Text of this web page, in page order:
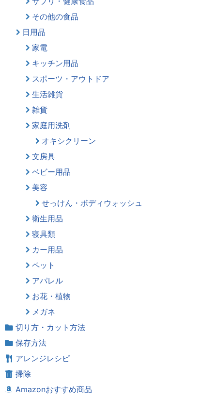
その他の食品
日用品
家電
キッチン用品
スポーツ・アウトドア
生活雑貨
雑貨
家庭用洗剤
オキシクリーン
文房具
ベビー用品
美容
せっけん・ボディウォッシュ
衛生用品
寝具類
カー用品
ペット
アパレル
お花・植物
メガネ
切り方・カット方法
保存方法
アレンジレシピ
掃除
Amazonおすすめ商品